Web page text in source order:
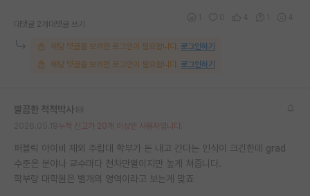
이벤트
반도체 아카데미
대댓글 2개 대댓글 쓰기
해당 댓글을 보려면 로그인이 필요합니다. 로그인하기
해당 댓글을 보려면 로그인이 필요합니다. 로그인하기
깔끔한 척척박사
누적 신고가 20개 이상인 사용자입니다.
퍼블릭 아이비 제외 주립대 학부가 돈 내고 간다는 인식이 크긴한데 grad
수준은 분야나 교수마다 천차만별이지만 높게 쳐줍니다.
학부랑 대학원은 별개의 영역이라고 보는게 맞죠